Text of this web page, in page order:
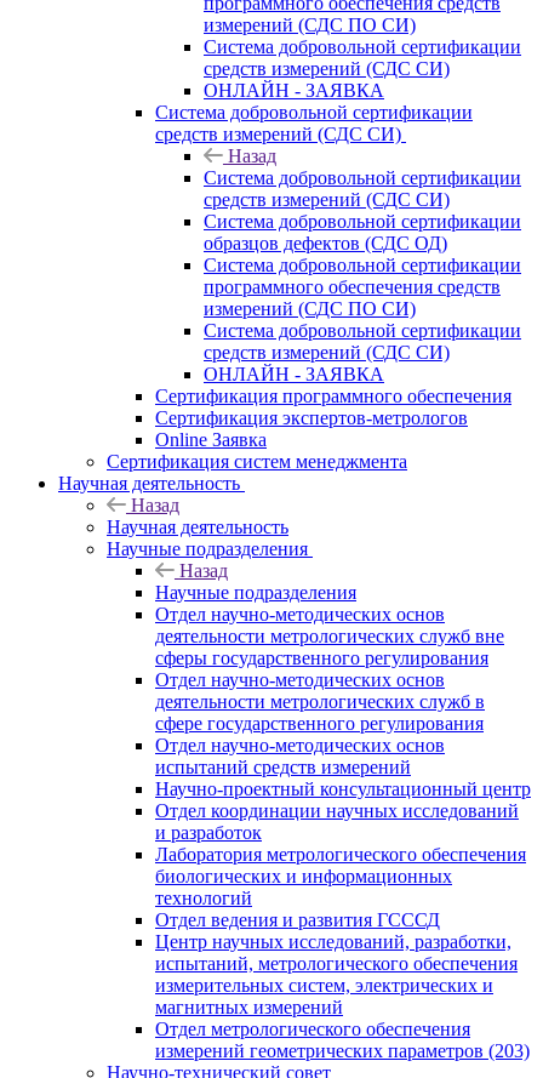
измерений (СДС ПО СИ)
Система добровольной сертификации
средств измерений (СДС СИ)
ОНЛАЙН - ЗАЯВКА
Система добровольной сертификации
средств измерений (СДС СИ)
Назад
Система добровольной сертификации
средств измерений (СДС СИ)
Система добровольной сертификации
образцов дефектов (СДС ОД)
Система добровольной сертификации
программного обеспечения средств
измерений (СДС ПО СИ)
Система добровольной сертификации
средств измерений (СДС СИ)
ОНЛАЙН - ЗАЯВКА
Сертификация программного обеспечения
Сертификация экспертов-метрологов
Online Заявка
Сертификация систем менеджмента
Научная деятельность
Назад
Научная деятельность
Научные подразделения
Назад
Научные подразделения
Отдел научно-методических основ
деятельности метрологических служб вне
сферы государственного регулирования
Отдел научно-методических основ
деятельности метрологических служб в
сфере государственного регулирования
Отдел научно-методических основ
испытаний средств измерений
Научно-проектный консультационный центр
Отдел координации научных исследований
и разработок
Лаборатория метрологического обеспечения
биологических и информационных
технологий
Отдел ведения и развития ГСССД
Центр научных исследований, разработки,
испытаний, метрологического обеспечения
измерительных систем, электрических и
магнитных измерений
Отдел метрологического обеспечения
измерений геометрических параметров (203)
Научно-технический совет